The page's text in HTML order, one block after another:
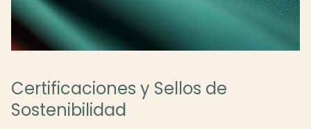
Certificaciones y Sellos de
Sostenibilidad